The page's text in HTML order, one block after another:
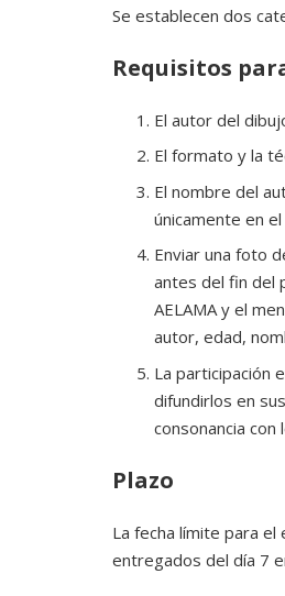
Se establecen dos
Requisitos
El autor del
El formato y la
El nombre del
únicamente en
Enviar una foto
antes del fin del
AELAMA y el
autor, edad,
La participación
difundirlos en
consonancia con
Plazo
La fecha límite para
entregados del día 7